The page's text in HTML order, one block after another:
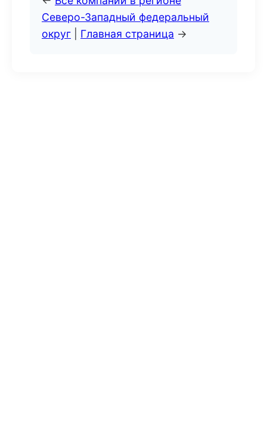
Северо-Западный федеральный
округ
Главная страница →